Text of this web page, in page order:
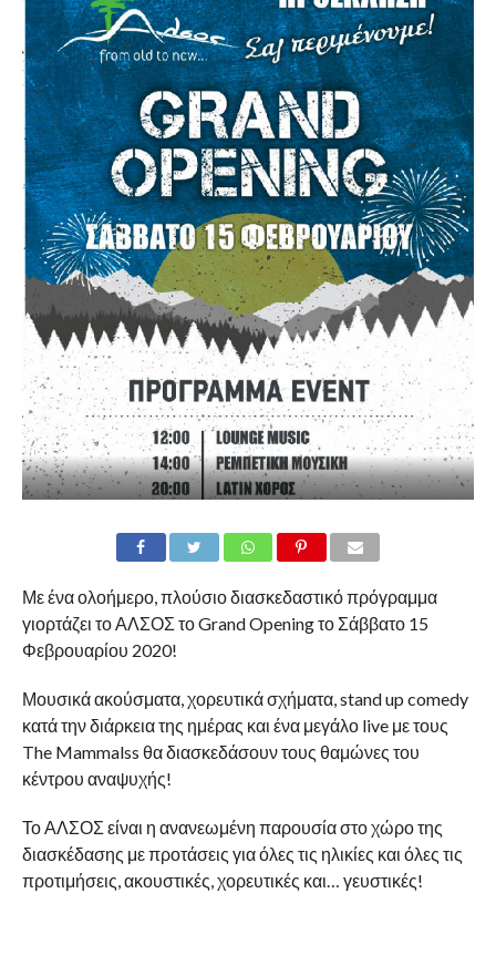
Με ένα ολοήμερο, πλούσιο διασκεδαστικό πρόγραμμα
γιορτάζει το ΑΛΣΟΣ το Grand Opening το Σάββατο 15
Φεβρουαρίου 2020!
Μουσικά ακούσματα, χορευτικά σχήματα, stand up comedy
κατά την διάρκεια της ημέρας και ένα μεγάλο live με τους
The Mammalss θα διασκεδάσουν τους θαμώνες του
κέντρου αναψυχής!
Το ΑΛΣΟΣ είναι η ανανεωμένη παρουσία στο χώρο της
διασκέδασης με προτάσεις για όλες τις ηλικίες και όλες τις
προτιμήσεις, ακουστικές, χορευτικές και… γευστικές!